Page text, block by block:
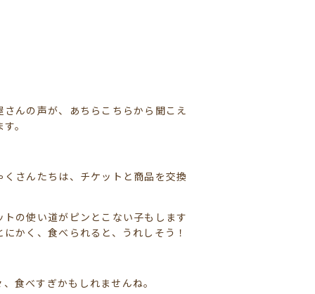
さんの声が、あちらこちらから聞こえ
。
くさんたちは、チケットと商品を交換
トの使い道がピンとこない子もします
にかく、食べられると、うれしそう！
、食べすぎかもしれませんね。